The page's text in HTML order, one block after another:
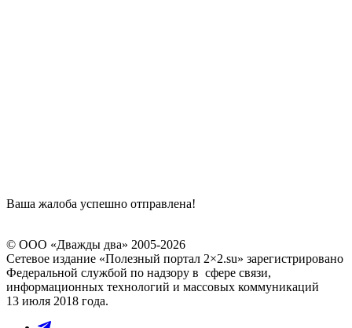
Ваша жалоба успешно отправлена!
© ООО «Дважды два» 2005-2026
Сетевое издание «Полезный портал 2×2.su» зарегистрировано
Федеральной службой по надзору в сфере связи,
информационных технологий и массовых коммуникаций
13 июля 2018 года.